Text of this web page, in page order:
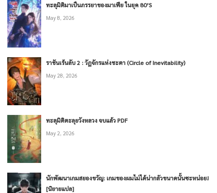
ทะลุมิติมาเป็นภรรยาของมาเฟีย ในยุค 80’S
May 8, 2026
ราชันเร้นลับ 2 : วัฏจักรแห่งชะตา (Circle of Inevitability)
May 28, 2026
ทะลุมิติตะลุยวังหลวง จบแล้ว PDF
May 2, 2026
นักพัฒนาเกมสยองขวัญ: เกมของผมไม่ได้น่ากลัวขนาดนั้นซะหน่อย!
[นิยายแปล]